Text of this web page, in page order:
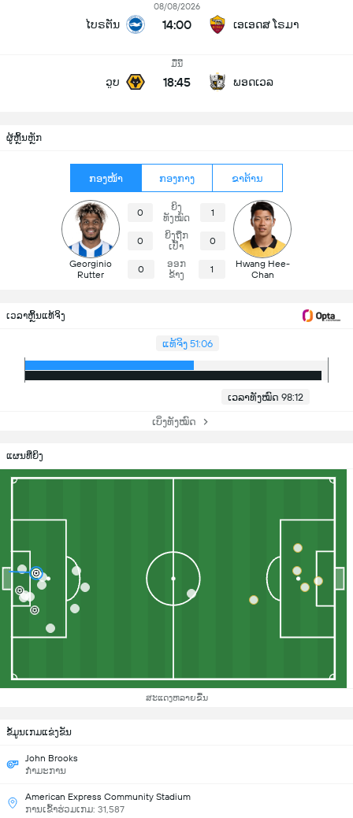
ໄບຣຕັນ
08/08/2026
14:00 ເອເອດສ ໂຣມາ
ວູບ
ມື້ນີ້
18:45 ພອດເວລ
ຜູ້ຫຼິ້ນຫຼັກ
ກອງໜ້າ ກອງກາງ ຂາຕ້ານ
Georginio
Rutter
0
ຍິງ
ທັງໝົດ
1
0
ຍິງຖືກ
ເປົ້າ
0
0
ອອກ
ຂ້າງ
1
Hwang Hee-
Chan
ເວລາຫຼິ້ນແທ້ຈິງ
ແທ້ຈິງ 51:06
ເວລາທັງໝົດ 98:12
ເບິ່ງທັງໝົດ
ແຜນທີ່ຍິງ
ສະແດງຫລາຍຂື້ນ
ຂ້ໍມູນເກມແຂ່ງຂັນ
John Brooks
ກຳມະການ
American Express Community Stadium
ການເຂົ້າຮ່ວມເກມ: 31,587